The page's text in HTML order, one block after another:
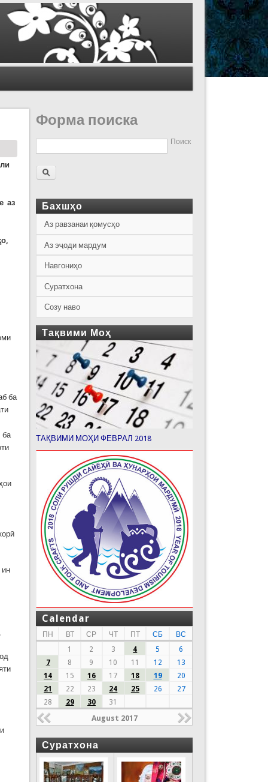
аз
ба
ба
Форма поиска
Поиск
Бахшҳо
Аз равзанаи қомусҳо
Аз эҷоди мардум
Навгониҳо
Суратхона
Созу наво
Тақвими Моҳ
ТАҚВИМИ МОҲИ ФЕВРАЛ 2018
Calendar
ПН ВТ СР ЧТ ПТ СБ
ВС
1
2 3 4 5
6
7
8 9 10 11 12
13
14
15 16 17 18 19
20
21
22 23 24 25 26
27
28
29 30 31
August 2017
Суратхона